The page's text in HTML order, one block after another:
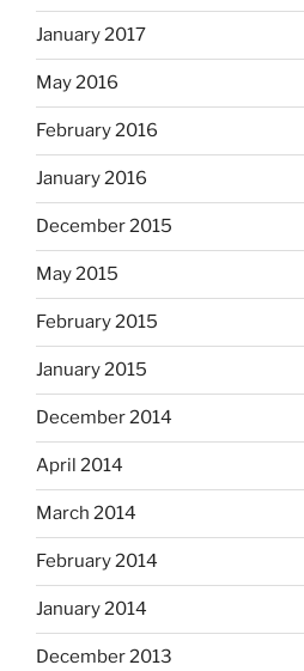
January 2017
May 2016
February 2016
January 2016
December 2015
May 2015
February 2015
January 2015
December 2014
April 2014
March 2014
February 2014
January 2014
December 2013